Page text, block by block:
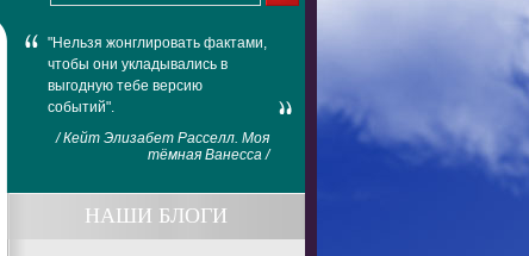
"Нельзя жонглировать фактами,
чтобы они укладывались в
выгодную тебе версию
событий".
/ Кейт Элизабет Расселл. Моя
тёмная Ванесса /
НАШИ БЛОГИ